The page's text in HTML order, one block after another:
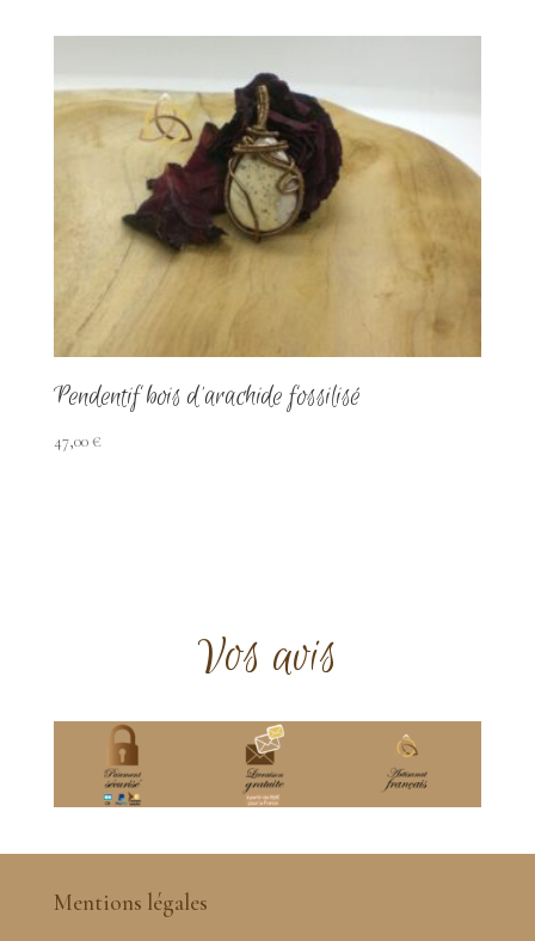
Pendentif bois d’arachide fossilisé
47,00€
Vos avis
Mentions légales